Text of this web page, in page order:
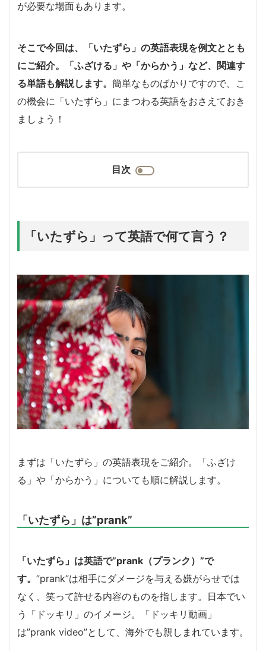
が必要な場面もあります。
そこで今回は、
「いたずら」の英語表現を例文ととも
にご紹介。「ふざける」や「からかう」など、関連す
る単語も解説します。 簡単なものばかりですので、こ
の機会に「いたずら」にまつわる英語をおさえておき
ましょう！
目次
「いたずら」って英語で何て言う？
まずは「いたずら」の英語表現をご紹介。「ふざけ
る」や「からかう」についても順に解説します。
「いたずら」は”prank”
「いたずら」は英語で”prank（プランク）”で
す。 ”prank”は相手にダメージを与える嫌がらせでは
なく、笑って許せる内容のものを指します。 日本でい
う「ドッキリ」のイメージ。「ドッキリ動画」
は”prank video”として、海外でも親しまれています。